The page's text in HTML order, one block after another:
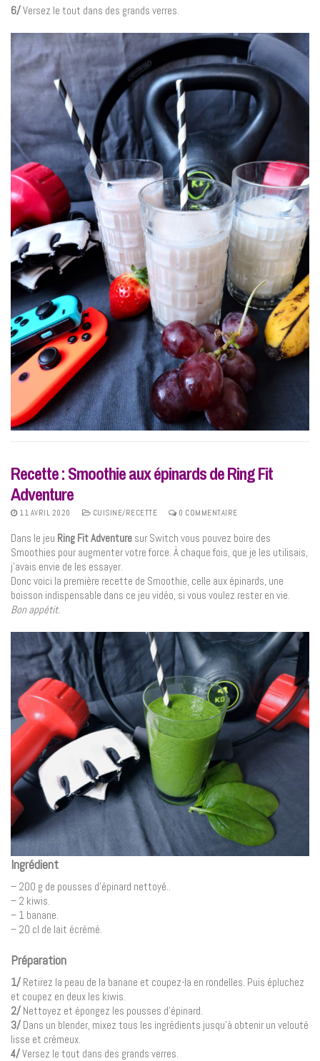
6/Versez le tout dans des grands verres.
Recette : Smoothie aux épinards de Ring Fit
Adventure
11 AVRIL 2020 CUISINE/RECETTE 0 COMMENTAIRE
Dans le jeu Ring Fit Adventure sur Switch vous pouvez boire des
Smoothies pour augmenter votre force. À chaque fois, que je les utilisais,
j’avais envie de les essayer.
Donc voici la première recette de Smoothie, celle aux épinards, une
boisson indispensable dans ce jeu vidéo, si vous voulez rester en vie.
Bon appétit.
Ingrédient
– 200 g de pousses d’épinard nettoyé..
– 2 kiwis.
– 1 banane.
– 20 cl de lait écrémé.
Préparation
1/ Retirez la peau de la banane et coupez-la en rondelles. Puis épluchez
et coupez en deux les kiwis.
2/ Nettoyez et épongez les pousses d’épinard.
3/ Dans un blender, mixez tous les ingrédients jusqu’à obtenir un velouté
lisse et crémeux.
4/Versez le tout dans des grands verres.